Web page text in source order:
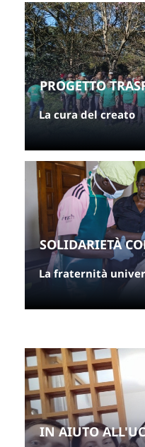
PROGETTO
La cura del creato
SOLIDARIETÀ
La fraternità
IN AIUTO